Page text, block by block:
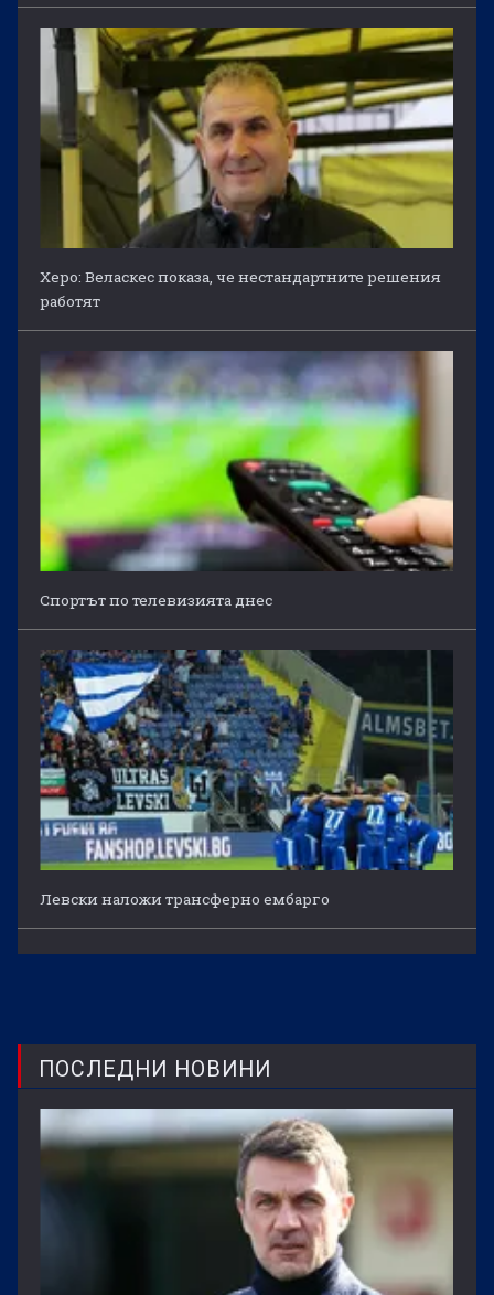
Херо: Веласкес показа, че нестандартните решения
работят
Спортът по телевизията днес
Левски наложи трансферно ембарго
ПОСЛЕДНИ НОВИНИ